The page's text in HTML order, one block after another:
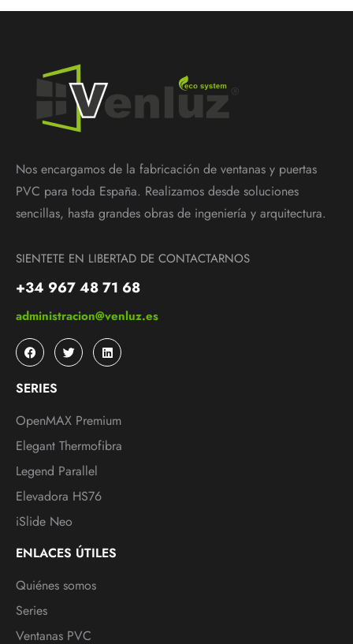
Nos encargamos de la fabricación de ventanas y puertas
PVC para toda España. Realizamos desde soluciones
sencillas, hasta grandes obras de ingeniería y arquitectura.
SIENTETE EN LIBERTAD DE CONTACTARNOS
+34 967 48 71 68
administracion@venluz.es
SERIES
OpenMAX Premium
Elegant Thermofibra
Legend Parallel
Elevadora HS76
iSlide Neo
ENLACES ÚTILES
Quiénes somos
Series
Ventanas PVC